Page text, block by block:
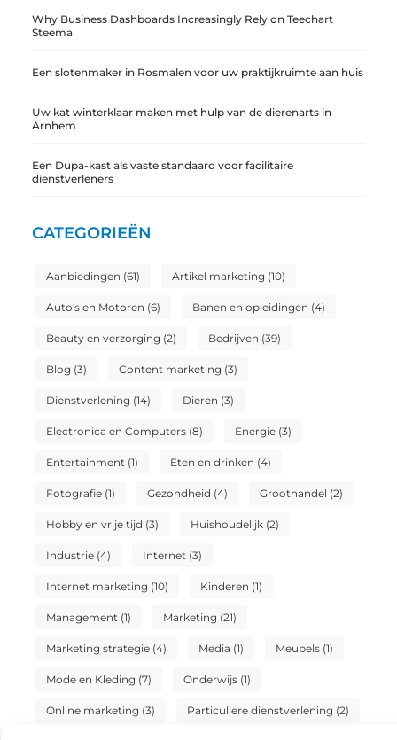
Why Business Dashboards Increasingly Rely on Teechart
Steema
Een slotenmaker in Rosmalen voor uw praktijkruimte aan huis
Uw kat winterklaar maken met hulp van de dierenarts in
Arnhem
Een Dupa-kast als vaste standaard voor facilitaire
dienstverleners
CATEGORIEËN
Aanbiedingen (61) Artikel marketing (10)
Auto's en Motoren (6) Banen en opleidingen (4)
Beauty en verzorging (2) Bedrijven (39)
Blog (3) Content marketing (3)
Dienstverlening (14) Dieren (3)
Electronica en Computers(8) Energie(3)
Entertainment (1) Eten en drinken (4)
Fotografie(1) Gezondheid (4) Groothandel (2)
Hobby en vrije tijd (3) Huishoudelijk(2)
Industrie(4) Internet (3)
Internet marketing (10) Kinderen (1)
Management (1) Marketing (21)
Marketing strategie(4) Media (1) Meubels(1)
Mode en Kleding (7) Onderwijs(1)
Online marketing (3) Particuliere dienstverlening (2)